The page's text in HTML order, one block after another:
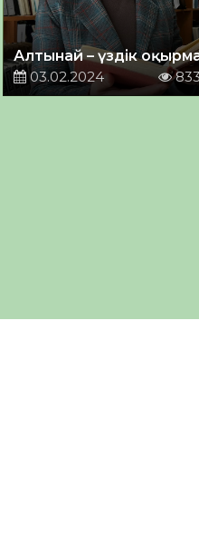
Алтынай – үздік
03.02.2024
833